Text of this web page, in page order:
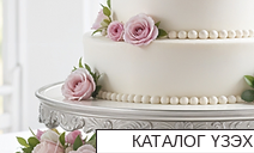
КАТАЛОГ ҮЗЭХ